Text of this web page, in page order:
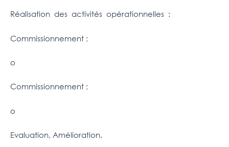
Réalisation des activités opérationnelles :
Commissionnement ;
o
Commissionnement ;
o
Evaluation, Amélioration.